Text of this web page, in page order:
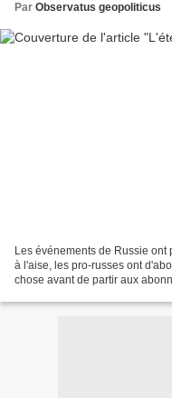
Par Observatus geopoliticus
Les événements de Russie ont
à l'aise, les pro-russes ont
chose avant de partir aux